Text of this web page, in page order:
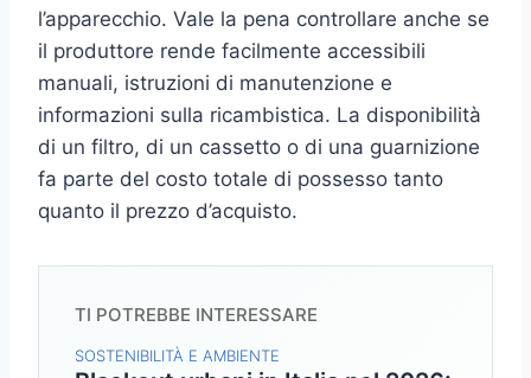
l’apparecchio. Vale la pena controllare anche se
il produttore rende facilmente accessibili
manuali, istruzioni di manutenzione e
informazioni sulla ricambistica. La disponibilità
di un filtro, di un cassetto o di una guarnizione
fa parte del costo totale di possesso tanto
quanto il prezzo d’acquisto.
TI POTREBBE INTERESSARE
SOSTENIBILITÀ E AMBIENTE